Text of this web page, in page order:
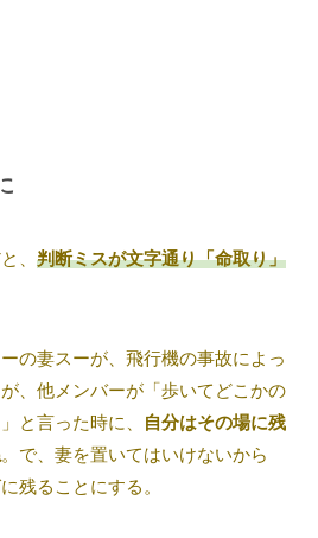
、 判断ミスが文字通り「命取り」
の妻スーが、飛行機の事故によっ
、他メンバーが「歩いてどこかの
と言った時に、
自分はその場に残
。で、妻を置いてはいけないから
残ることにする。